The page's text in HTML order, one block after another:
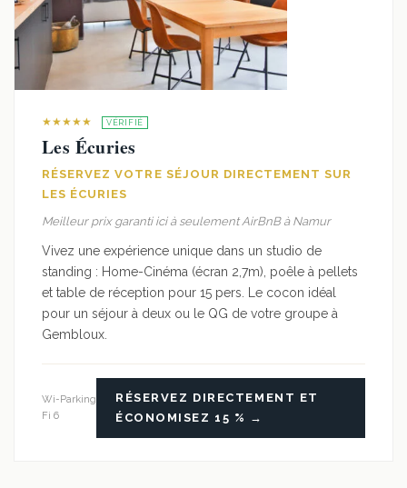
★★★★★ VÉRIFIÉ
Les Écuries
RÉSERVEZ VOTRE SÉJOUR DIRECTEMENT SUR
LES ÉCURIES
Meilleur prix garanti ici à seulement AirBnB à Namur
Vivez une expérience unique dans un studio de
standing : Home-Cinéma (écran 2,7m), poêle à pellets
et table de réception pour 15 pers. Le cocon idéal
pour un séjour à deux ou le QG de votre groupe à
Gembloux.
Wi-
Fi 6
Parking
RÉSERVEZ DIRECTEMENT ET
ÉCONOMISEZ 15 % →